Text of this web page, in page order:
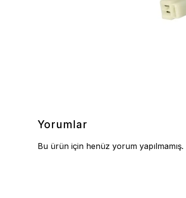
Yorumlar
Bu ürün için henüz yorum yapılmamış.